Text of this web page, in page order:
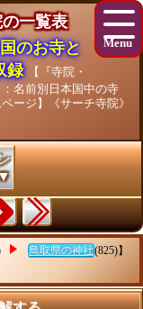
の一覧表
のお寺と
録
【『寺院・
名前別日本国中の寺
ージ】《サーチ寺院》
鳥取県の神社(825)】